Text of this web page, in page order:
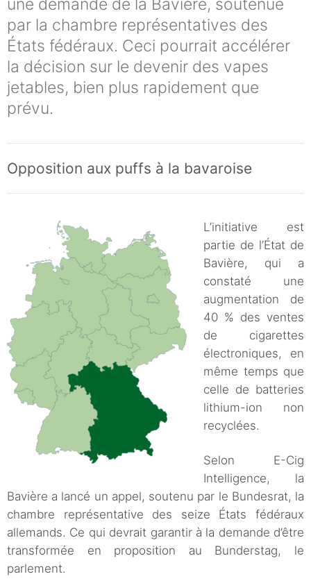
une demande de la Bavière, soutenue
par la chambre représentatives des
États fédéraux. Ceci pourrait accélérer
la décision sur le devenir des vapes
jetables, bien plus rapidement que
prévu.
Opposition aux puffs à la bavaroise
L’initiative est
partie de l’État de
Bavière, qui a
constaté une
augmentation de
40 % des ventes
de cigarettes
électroniques, en
même temps que
celle de batteries
lithium-ion non
recyclées.
Selon E-Cig
Intelligence, la
Bavière a lancé un appel, soutenu par le Bundesrat, la
chambre représentative des seize États fédéraux
allemands. Ce qui devrait garantir à la demande d’être
transformée en proposition au Bunderstag, le
parlement.